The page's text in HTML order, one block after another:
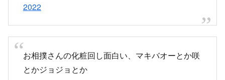
2022
お相撲さんの化粧回し面白い、マキバオーとか咲
とかジョジョとか